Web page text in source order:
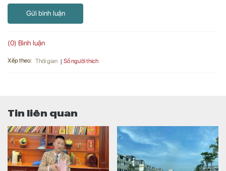
Gửi bình luận
(0) Bình luận
Xếp theo: Thời gian Số người thích
Tin liên quan